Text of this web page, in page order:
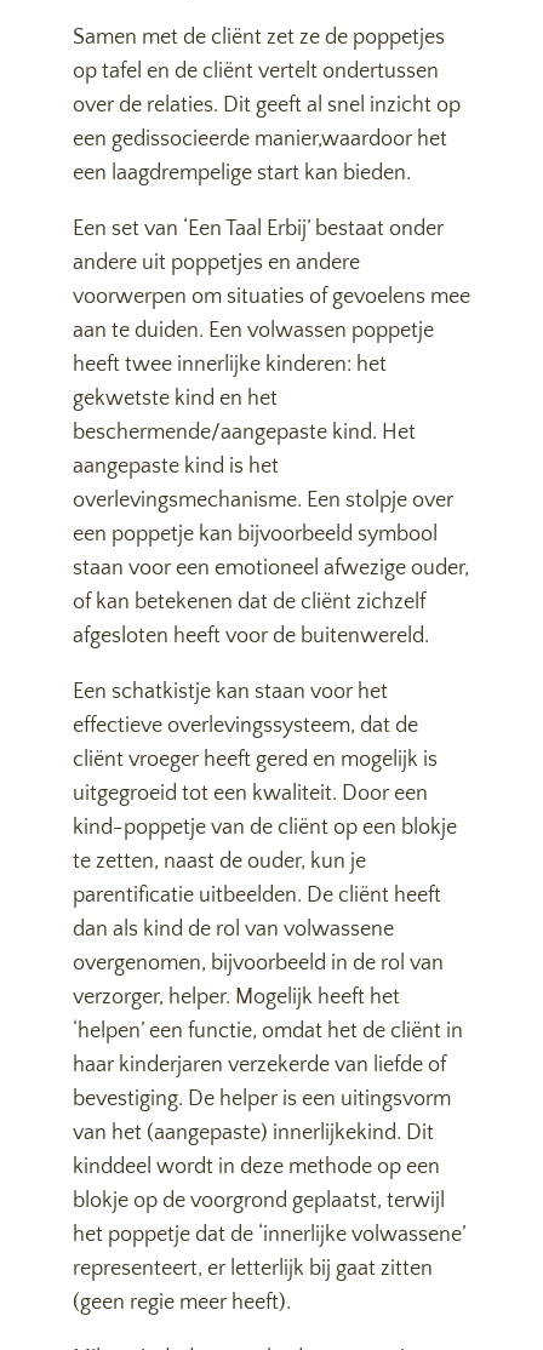
Samen met de cliënt zet ze de poppetjes
op tafel en de cliënt vertelt ondertussen
over de relaties. Dit geeft al snel inzicht op
een gedissocieerde manier,waardoor het
een laagdrempelige start kan bieden.
Een set van ‘Een Taal Erbij’ bestaat onder
andere uit poppetjes en andere
voorwerpen om situaties of gevoelens mee
aan te duiden. Een volwassen poppetje
heeft twee innerlijke kinderen: het
gekwetste kind en het
beschermende/aangepaste kind. Het
aangepaste kind is het
overlevingsmechanisme. Een stolpje over
een poppetje kan bijvoorbeeld symbool
staan voor een emotioneel afwezige ouder,
of kan betekenen dat de cliënt zichzelf
afgesloten heeft voor de buitenwereld.
Een schatkistje kan staan voor het
effectieve overlevingssysteem, dat de
cliënt vroeger heeft gered en mogelijk is
uitgegroeid tot een kwaliteit. Door een
kind-poppetje van de cliënt op een blokje
te zetten, naast de ouder, kun je
parentificatie uitbeelden. De cliënt heeft
dan als kind de rol van volwassene
overgenomen, bijvoorbeeld in de rol van
verzorger, helper. Mogelijk heeft het
‘helpen’ een functie, omdat het de cliënt in
haar kinderjaren verzekerde van liefde of
bevestiging. De helper is een uitingsvorm
van het (aangepaste) innerlijkekind. Dit
kinddeel wordt in deze methode op een
blokje op de voorgrond geplaatst, terwijl
het poppetje dat de ‘innerlijke volwassene’
representeert, er letterlijk bij gaat zitten
(geen regie meer heeft).